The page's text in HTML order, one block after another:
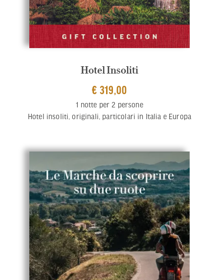
Hotel Insoliti
€ 319,00
1 notte per 2 persone
Hotel insoliti, originali, particolari in Italia e Europa